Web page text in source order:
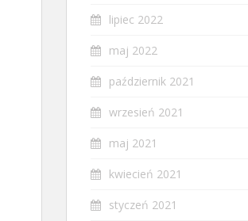
lipiec 2022
maj 2022
październik 2021
wrzesień 2021
maj 2021
kwiecień 2021
styczeń 2021